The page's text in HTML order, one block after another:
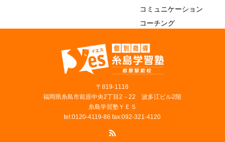
コミュニケーション
コーチング
〒819‐1116
福岡県糸島市前原中央2丁目2－22 波多江ビル2階
糸島学習塾ＹＥＳ
tel:0120-4119-86 fax:092-321-4120